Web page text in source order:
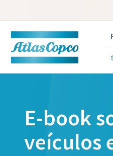
E-book
veículos